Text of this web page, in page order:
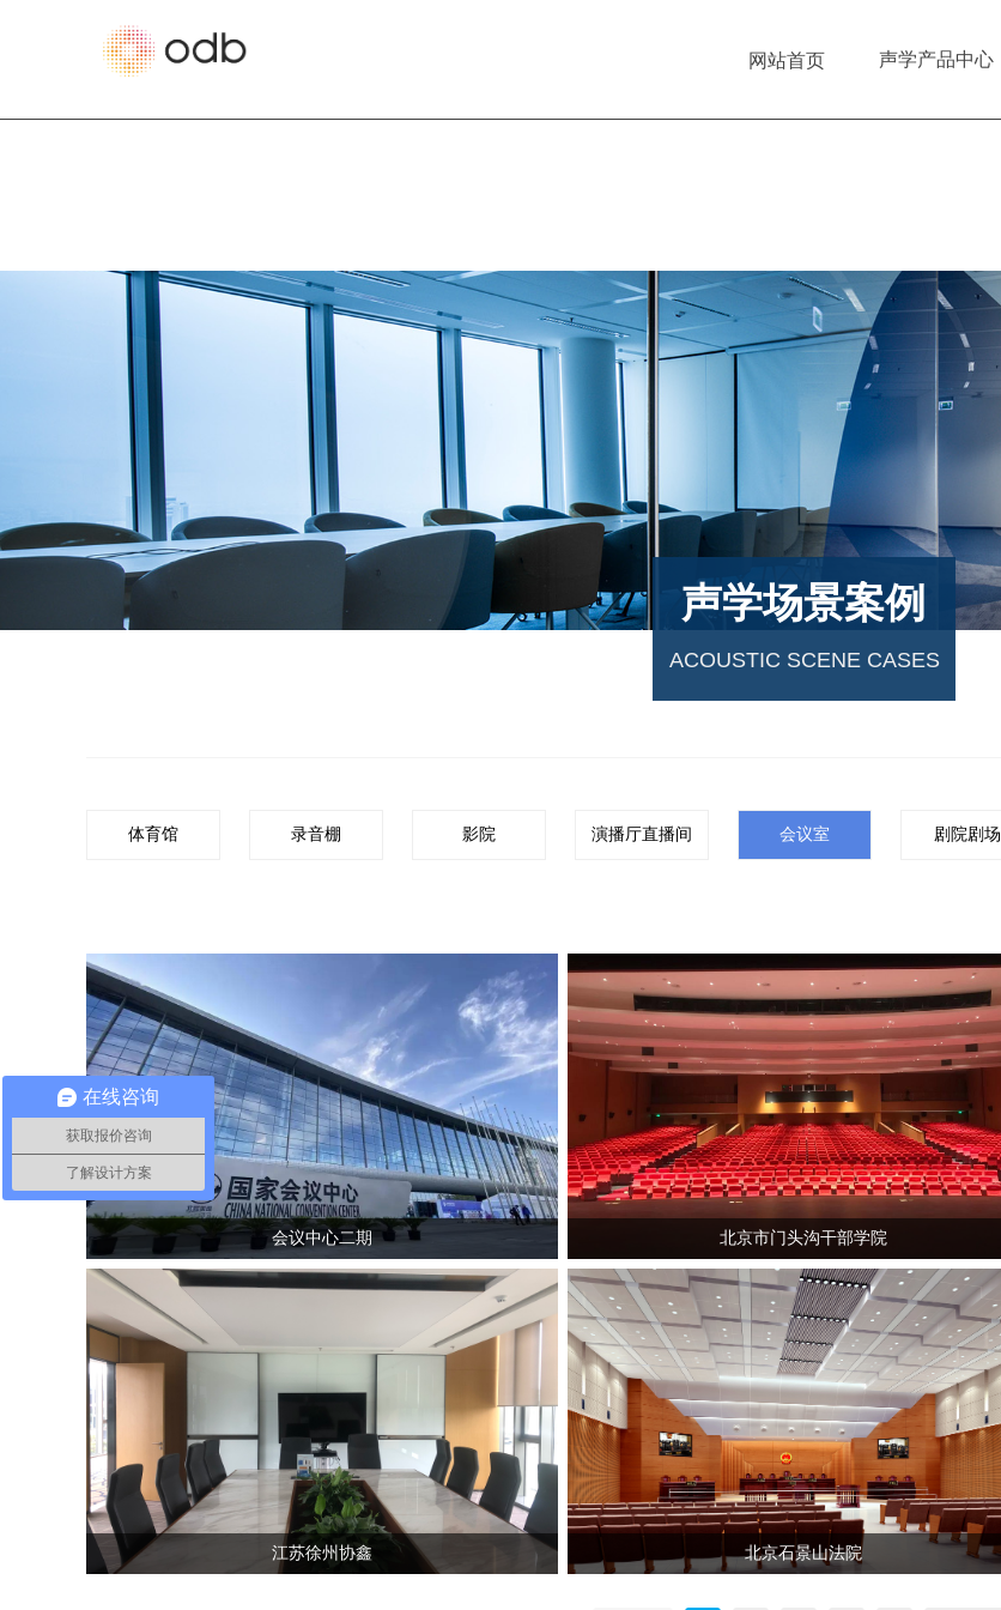
网站首页 声学产品中心
ACOUSTIC SCENE CASES
声学场景案例
体育馆 录音棚 影院 演播厅直播间 会议室 剧院剧场
会议中心二期 北京市门头沟干部学院
江苏徐州协鑫 北京石景山法院
在线咨询
获取报价咨询
了解设计方案